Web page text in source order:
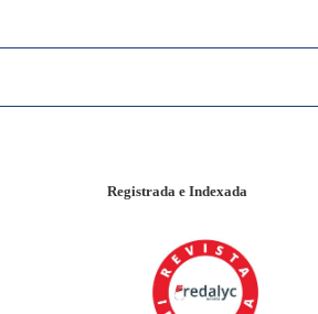
Registrada e Indexada